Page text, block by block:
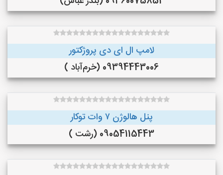
لامپ ال ای دی پروژکتور
09394443006 (خرم‌آباد )
پنل هالوژن ۷ وات توکار
09054115443 (رشت )